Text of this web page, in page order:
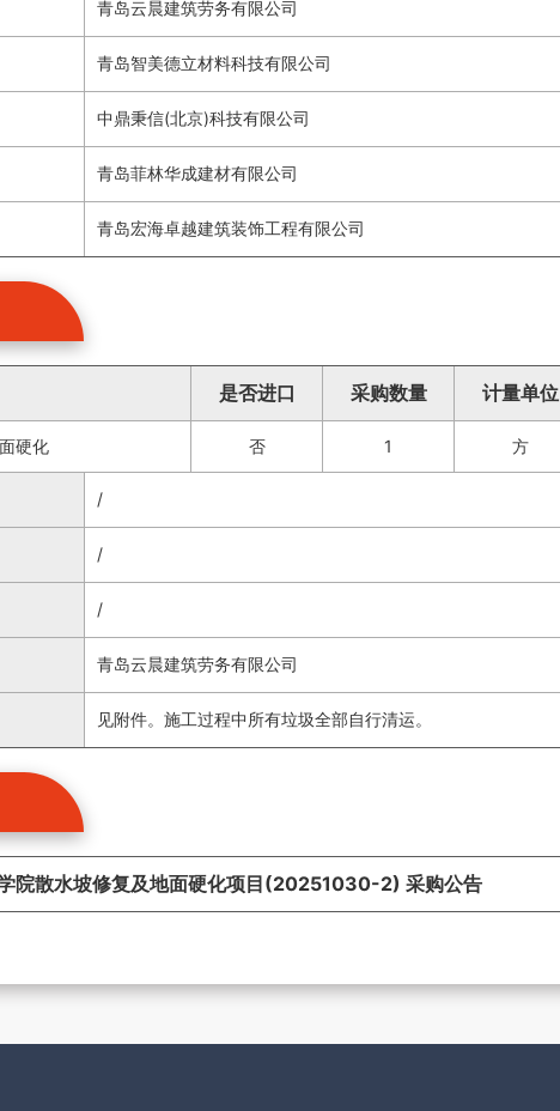
青岛云晨建筑劳务有限公司
青岛智美德立材料科技有限公司
中鼎秉信(北京)科技有限公司
青岛菲林华成建材有限公司
青岛宏海卓越建筑装饰工程有限公司
是否进口 采购数量 计量单位
硬化 否 1 方
/
/
/
青岛云晨建筑劳务有限公司
见附件。施工过程中所有垃圾全部自行清运。
院散水坡修复及地面硬化项目(20251030-2) 采购公告